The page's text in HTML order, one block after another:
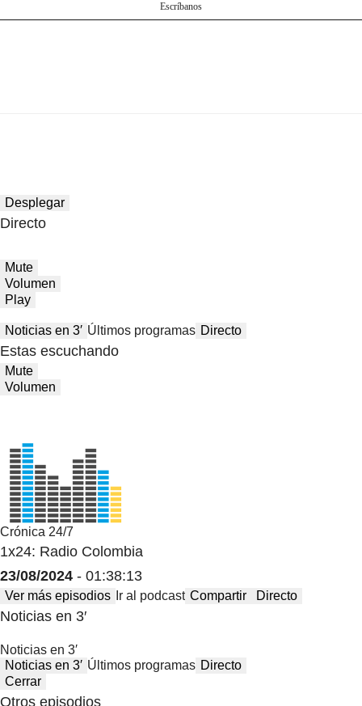
Escríbanos
Desplegar
Directo
Mute
Volumen
Play
Noticias en 3′ Últimos programas Directo
Estas escuchando
Mute
Volumen
Crónica 24/7
1x24: Radio Colombia
23/08/2024 - 01:38:13
Ver más episodios Ir al podcast Compartir Directo
Noticias en 3′
Noticias en 3′
Noticias en 3′ Últimos programas Directo
Cerrar
Otros episodios